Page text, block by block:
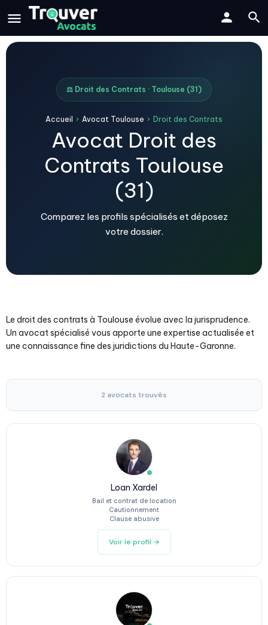
⚖️ Droit des Contrats · Toulouse (31)
Accueil › Avocat Toulouse › Droit des Contrats
Avocat Droit des
Contrats Toulouse
(31)
Comparez les profils spécialisés et déposez
votre dossier.
Le droit des contrats à Toulouse évolue avec la jurisprudence.
Un avocat spécialisé vous apporte une expertise actualisée et
une connaissance fine des juridictions du Haute-Garonne.
2 avocats trouvés
Loan Xardel
Bail et contrat de location
Cautionnement
Clause abusive
Voir le profil →